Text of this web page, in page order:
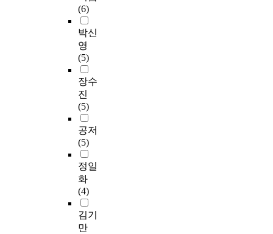
(6)
박신
영
(5)
장수
진
(5)
공저
(5)
정일
화
(4)
김기
만